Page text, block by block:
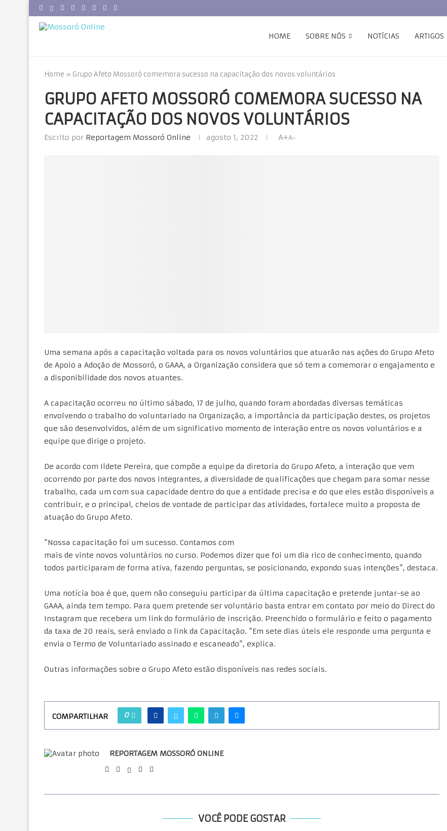
HOME SOBRE NÓS NOTÍCIAS ARTIGOS
Home » Grupo Afeto Mossoró comemora sucesso na capacitação dos novos voluntários
GRUPO AFETO MOSSORÓ COMEMORA SUCESSO NA
CAPACITAÇÃO DOS NOVOS VOLUNTÁRIOS
Escrito por Reportagem Mossoró Online agosto 1, 2022 A+A-
Uma semana após a capacitação voltada para os novos voluntários que atuarão nas ações do Grupo Afeto
de Apoio a Adoção de Mossoró, o GAAA, a Organização considera que só tem a comemorar o engajamento e
a disponibilidade dos novos atuantes.
A capacitação ocorreu no último sábado, 17 de julho, quando foram abordadas diversas temáticas
envolvendo o trabalho do voluntariado na Organização, a importância da participação destes, os projetos
que são desenvolvidos, além de um significativo momento de interação entre os novos voluntários e a
equipe que dirige o projeto.
De acordo com Ildete Pereira, que compõe a equipe da diretoria do Grupo Afeto, a interação que vem
ocorrendo por parte dos novos integrantes, a diversidade de qualificações que chegam para somar nesse
trabalho, cada um com sua capacidade dentro do que a entidade precisa e do que eles estão disponíveis a
contribuir, e o principal, cheios de vontade de participar das atividades, fortalece muito a proposta de
atuação do Grupo Afeto.
“Nossa capacitação foi um sucesso. Contamos com
mais de vinte novos voluntários no curso. Podemos dizer que foi um dia rico de conhecimento, quando
todos participaram de forma ativa, fazendo perguntas, se posicionando, expondo suas intenções”, destaca.
Uma notícia boa é que, quem não conseguiu participar da última capacitação e pretende juntar-se ao
GAAA, ainda tem tempo. Para quem pretende ser voluntário basta entrar em contato por meio do Direct do
Instagram que recebera um link do formulário de inscrição. Preenchido o formulário e feito o pagamento
da taxa de 20 reais, será enviado o link da Capacitação. “Em sete dias úteis ele responde uma pergunta e
envia o Termo de Voluntariado assinado e escaneado”, explica.
Outras informações sobre o Grupo Afeto estão disponíveis nas redes sociais.
COMPARTILHAR 0
REPORTAGEM MOSSORÓ ONLINE
VOCÊ PODE GOSTAR